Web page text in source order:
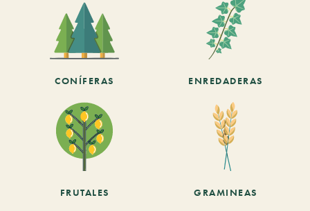
CONÍFERAS ENREDADERAS
FRUTALES GRAMINEAS